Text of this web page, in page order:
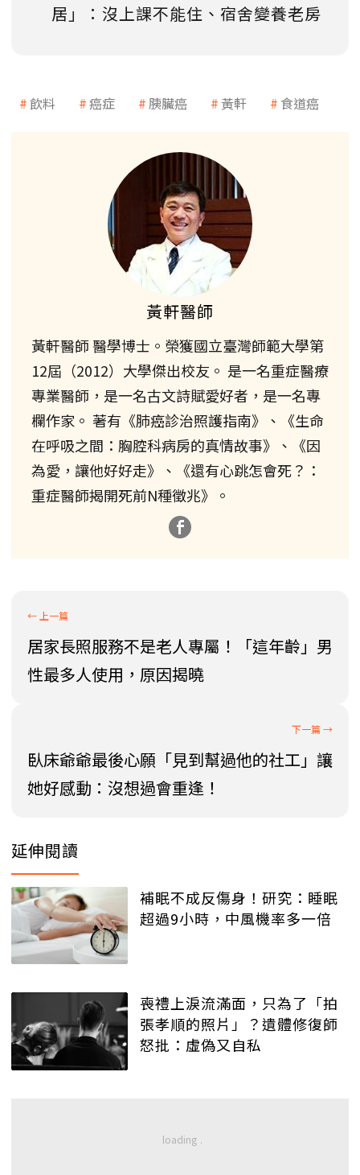
居」：沒上課不能住、宿舍變養老房
飲料 癌症 胰臟癌 黃軒 食道癌
黃軒醫師
黃軒醫師 醫學博士。榮獲國立臺灣師範大學第
12屆（2012）大學傑出校友。 是一名重症醫療
專業醫師，是一名古文詩賦愛好者，是一名專
欄作家。 著有《肺癌診治照護指南》、《生命
在呼吸之間：胸腔科病房的真情故事》、《因
為愛，讓他好好走》、《還有心跳怎會死？：
重症醫師揭開死前N種徵兆》。
居家長照服務不是老人專屬！「這年齡」男
性最多人使用，原因揭曉
臥床爺爺最後心願「見到幫過他的社工」讓
她好感動：沒想過會重逢！
延伸閱讀
補眠不成反傷身！研究：睡眠
超過9小時，中風機率多一倍
喪禮上淚流滿面，只為了「拍
張孝順的照片」？遺體修復師
怒批：虛偽又自私